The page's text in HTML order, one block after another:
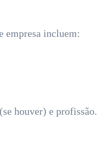
empresa incluem:
houver) e profissão.